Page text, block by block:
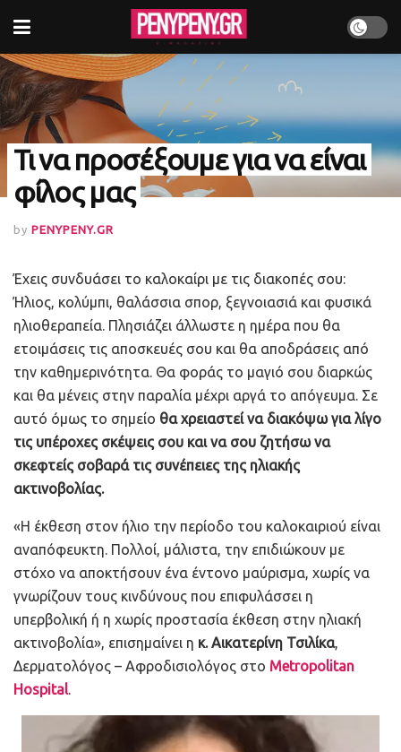
Τι να προσέξουμε για να είναι
φίλος μας
by PENYPENY.GR
Έχεις συνδυάσει το καλοκαίρι με τις διακοπές σου:
Ήλιος, κολύμπι, θαλάσσια σπορ, ξεγνοιασιά και φυσικά
ηλιοθεραπεία. Πλησιάζει άλλωστε η ημέρα που θα
ετοιμάσεις τις αποσκευές σου και θα αποδράσεις από
την καθημερινότητα. Θα φοράς το μαγιό σου διαρκώς
και θα μένεις στην παραλία μέχρι αργά το απόγευμα. Σε
αυτό όμως το σημείο θα χρειαστεί να διακόψω για λίγο
τις υπέροχες σκέψεις σου και να σου ζητήσω να
σκεφτείς σοβαρά τις συνέπειες της ηλιακής
ακτινοβολίας.
«Η έκθεση στον ήλιο την περίοδο του καλοκαιριού είναι
αναπόφευκτη. Πολλοί, μάλιστα, την επιδιώκουν με
στόχο να αποκτήσουν ένα έντονο μαύρισμα, χωρίς να
γνωρίζουν τους κινδύνους που επιφυλάσσει η
υπερβολική ή η χωρίς προστασία έκθεση στην ηλιακή
ακτινοβολία», επισημαίνει η κ. Αικατερίνη Τσιλίκα,
Δερματολόγος – Αφροδισιολόγος στο Metropolitan
Hospital.